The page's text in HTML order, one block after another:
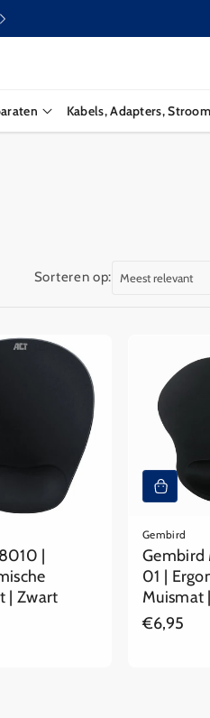
Kabels, Adapters,
Sorteren op:
|
| Zwart
Gembird
Gembird
01 |
Muismat
Reguliere
€6,95